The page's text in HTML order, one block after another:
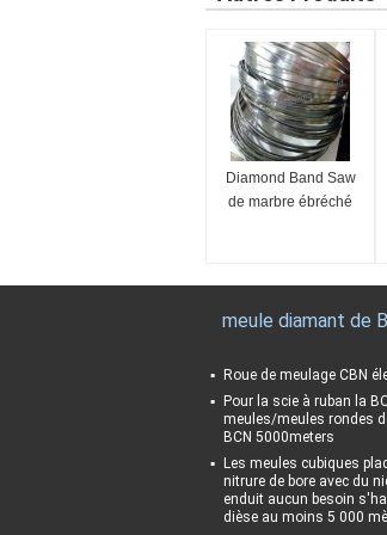
Diamond Band Saw
de marbre ébréché
meule diamant de
Roue de meulage CBN
Pour la scie à ruban la
meules/meules rondes
BCN 5000meters
Les meules cubiques
nitrure de bore avec du
enduit aucun besoin
dièse au moins 5 000